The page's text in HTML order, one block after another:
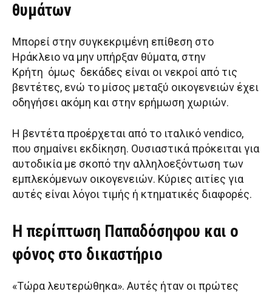
θυμάτων
Μπορεί στην συγκεκριμένη επίθεση στο
Ηράκλειο να μην υπήρξαν θύματα, στην
Κρήτη όμως δεκάδες είναι οι νεκροί από τις
βεντέτες, ενώ το μίσος μεταξύ οικογενειών έχει
οδηγήσει ακόμη και στην ερήμωση χωριών.
Η βεντέτα προέρχεται από το ιταλικό vendico,
που σημαίνει εκδίκηση. Ουσιαστικά πρόκειται για
αυτοδικία με σκοπό την αλληλοεξόντωση των
εμπλεκόμενων οικογενειών. Κύριες αιτίες για
αυτές είναι λόγοι τιμής ή κτηματικές διαφορές.
Η περίπτωση Παπαδόσηφου και ο
φόνος στο δικαστήριο
«Τώρα λευτερώθηκα». Αυτές ήταν οι πρώτες